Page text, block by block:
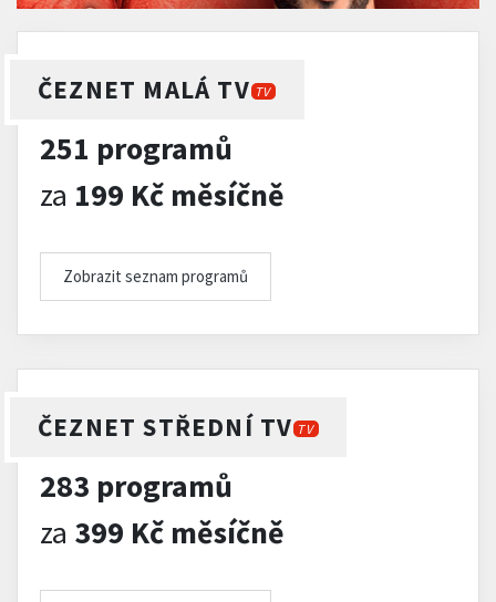
ČEZNET MALÁ TV TV
251 programů
za 199 Kč měsíčně
Zobrazit seznam programů
ČEZNET STŘEDNÍ TV TV
283 programů
za 399 Kč měsíčně